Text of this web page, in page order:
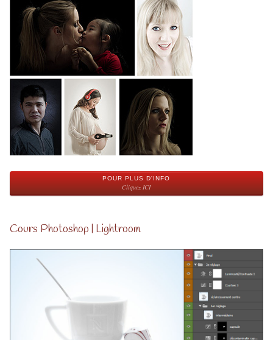
POUR PLUS D'INFO
Cliquez ICI
Cours Photoshop | Lightroom